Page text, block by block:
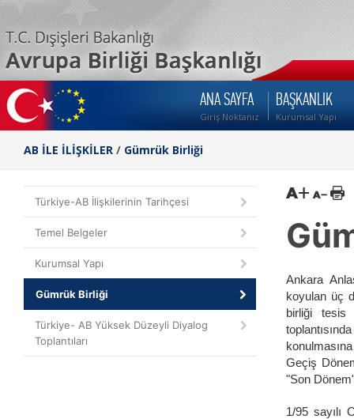
ANA SAYFA
Giriş Noktanız
BAŞKANLIK
Kurumsal Yapı
AB İLE İLİŞKİLER / Gümrük Birliği
Türkiye-AB İlişkilerinin Tarihçesi
Temel Belgeler
Kurumsal Yapı
Gümrük Birliği
Türkiye- AB Yüksek Düzeyli Diyalog
Toplantıları
Ankara
koyulan üç
birliği tesis
Geçiş
"Son
1/95 sayılı